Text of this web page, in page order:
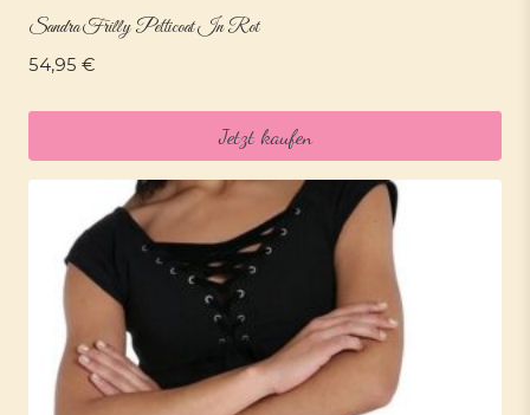
Sandra Frilly Petticoat In Rot
54,95 €
Jetzt kaufen